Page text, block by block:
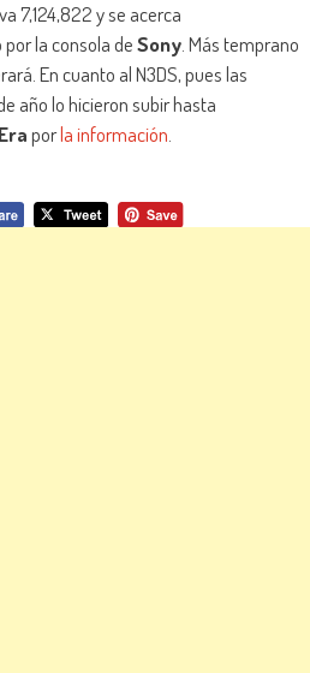
7,124,822 y se acerca
la consola deSony. Más temprano
En cuanto al N3DS, pues las
año lo hicieron subir hasta
porla información